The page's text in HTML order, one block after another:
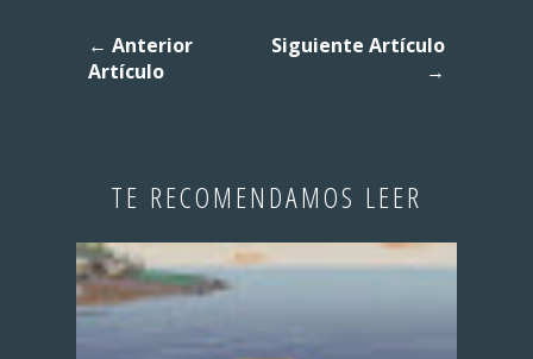
← Anterior
Artículo
Siguiente Artículo
→
TE RECOMENDAMOS LEER